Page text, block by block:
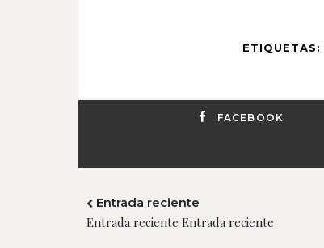
ETIQUETAS:
FACEBOOK
Entrada reciente
Entrada reciente Entrada reciente